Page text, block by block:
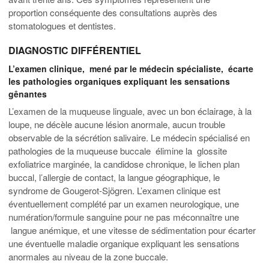
proportion conséquente des consultations auprès des
stomatologues et dentistes.
DIAGNOSTIC DIFFÉRENTIEL
L’examen clinique, mené par le médecin spécialiste, écarte
les pathologies organiques expliquant les sensations
gênantes
L’examen de la muqueuse linguale, avec un bon éclairage, à la
loupe, ne décèle aucune lésion anormale, aucun trouble
observable de la sécrétion salivaire. Le médecin spécialisé en
pathologies de la muqueuse buccale élimine la glossite
exfoliatrice marginée, la candidose chronique, le lichen plan
buccal, l’allergie de contact, la langue géographique, le
syndrome de Gougerot-Sjögren. L’examen clinique est
éventuellement complété par un examen neurologique, une
numération/formule sanguine pour ne pas méconnaître une
langue anémique, et une vitesse de sédimentation pour écarter
une éventuelle maladie organique expliquant les sensations
anormales au niveau de la zone buccale.